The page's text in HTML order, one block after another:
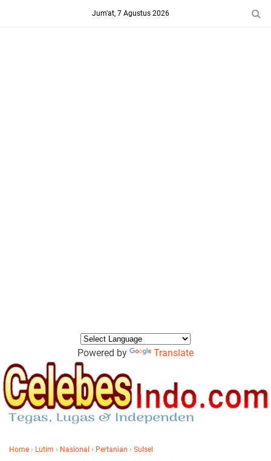
Jum'at, 7 Agustus 2026
Powered by Translate
Home › Lutim › Nasional › Pertanian › Sulsel